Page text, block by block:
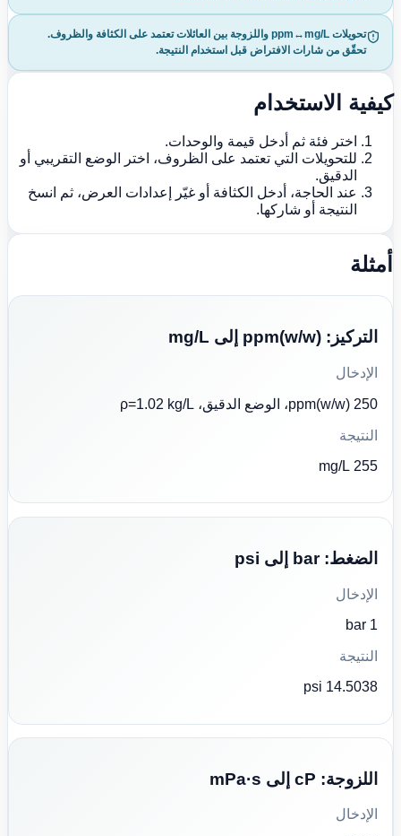
تحويلات ppm↔mg/L واللزوجة بين العائلات تعتمد على الكثافة والظروف.
تحقّق من شارات الافتراض قبل استخدام النتيجة.
كيفية الاستخدام
اختر فئة ثم أدخل قيمة والوحدات.
للتحويلات التي تعتمد على الظروف، اختر الوضع التقريبي أو
الدقيق.
عند الحاجة، أدخل الكثافة أو غيّر إعدادات العرض، ثم انسخ
النتيجة أو شاركها.
أمثلة
التركيز: ppm(w/w) إلى mg/L
الإدخال
250 ppm(w/w)، الوضع الدقيق، ρ=1.02 kg/L
النتيجة
255 mg/L
الضغط: bar إلى psi
الإدخال
1 bar
النتيجة
14.5038 psi
اللزوجة: cP إلى mPa·s
الإدخال